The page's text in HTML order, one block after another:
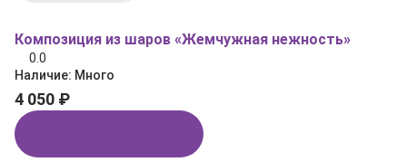
Композиция из шаров «Жемчужная нежность»
0.0
Наличие: Много
4 050 ₽